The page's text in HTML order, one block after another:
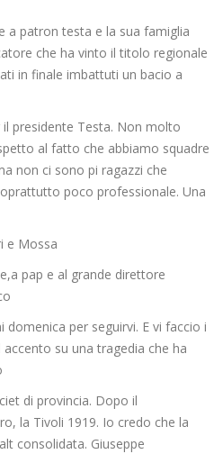
a patron testa e la sua famiglia
che ha vinto il titolo regionale
in finale imbattuti un bacio a
presidente Testa. Non molto
al fatto che abbiamo squadre
non ci sono pi ragazzi che
poco professionale. Una
e Mossa
pap e al grande direttore
per seguirvi. E vi faccio i
su una tragedia che ha
di provincia. Dopo il
la Tivoli 1919. Io credo che la
consolidata. Giuseppe